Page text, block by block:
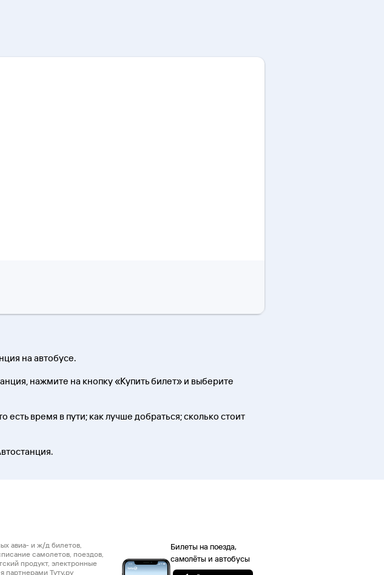
на автобусе.
нажмите на кнопку «Купить билет» и выберите
время в пути; как лучше добраться; сколько стоит
Билеты на поезда,
самолёты и автобусы
авиа- и ж/д билетов,
самолетов, поездов,
продукт, электронные
партнерами Туту.ру